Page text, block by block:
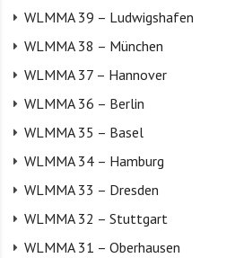
WLMMA 39 – Ludwigshafen
WLMMA 38 – München
WLMMA 37 – Hannover
WLMMA 36 – Berlin
WLMMA 35 – Basel
WLMMA 34 – Hamburg
WLMMA 33 – Dresden
WLMMA 32 – Stuttgart
WLMMA 31 – Oberhausen